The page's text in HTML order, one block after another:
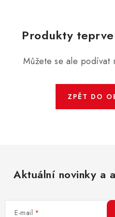
JAK NAKUPOVAT
OBCHODNÍ
REKLAMACE
Produkty
Můžete se ale podívat
ZPĚT DO
Aktuální novinky a
E-mail